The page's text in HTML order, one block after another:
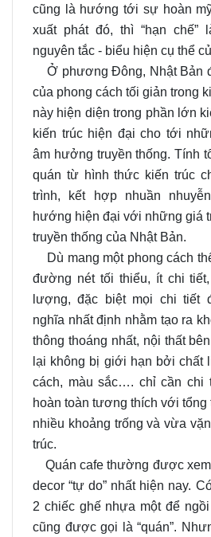
cũng là hướng tới sự hoàn
xuất phát đó, thì “hạn chế”
nguyên tắc - biểu hiện cụ thể
Ở phương Đông, Nhật Bản
của phong cách tối giản trong
này hiện diện trong phần lớn
kiến trúc hiện đại cho tới
âm hưởng truyền thống. Tính
quán từ hình thức kiến trúc
trình, kết hợp nhuần
hướng hiện đại với những giá
truyền thống của Nhật Bản.
Dù mang một phong cách
đường nét tối thiểu, ít chi
lượng, đặc biệt mọi chi tiết
nghĩa nhất định nhằm tạo ra
thông thoáng nhất, nội thất
lại không bị giới hạn bởi chất
cách, màu sắc…. chỉ cần chi
hoàn toàn tương thích với
nhiều khoảng trống và vừa
trúc.
Quán cafe thường được xem
decor “tự do” nhất hiện nay.
2 chiếc ghế nhựa một để
cũng được gọi là “quán”.